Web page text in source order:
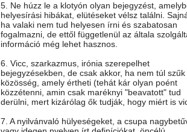
5. Ne húzz le a klotyón olyan bejegyzést,
helyesírási hibákat, elütéseket vélsz találni.
ha valaki nem tud helyesen írni és szabatosan
fogalmazni, de ettől függetlenül az általa
információ még lehet hasznos.
6. Vicc, szarkazmus, irónia szerepelhet
bejegyzésekben, de csak akkor, ha nem túl szűk
közösség, amely értheti (tehát kár olyan poént
közzétenni, amin csak maréknyi "beavatott" tud
derülni, mert kizárólag ők tudják, hogy miért is
7. A nyilvánvaló hülyeségeket, a csupa